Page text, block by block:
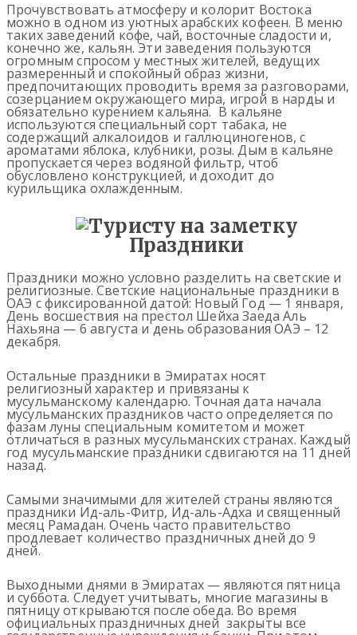
Прочувствовать атмосферу и колорит Востока
можно в одном из уютных арабских кофеен. В меню
таких заведений кофе, чай, восточные сладости и,
конечно же, кальян. Эти заведения пользуются
огромным спросом у местных жителей, ведущих
размеренный и спокойный образ жизни,
предпочитающих проводить время за разговорами,
созерцанием окружающего мира, игрой в нарды и
обязательно курением кальяна. В кальяне
используются специальный сорт табака, не
содержащий алкалоидов и галлюциногенов, с
ароматами яблока, клубники, розы. Дым в кальяне
пропускается через водяной фильтр, чтоб
обусловлено конструкцией, и доходит до
курильщика охлажденным.
Праздники
Праздники можно условно разделить на светские и
религиозные. Светские национальные праздники в
ОАЭ с фиксированной датой: Новый Год — 1 января,
День восшествия на престол Шейха Заеда Аль
Нахьяна — 6 августа и день образования ОАЭ – 12
декабря.
Остальные праздники в Эмиратах носят
религиозный характер и привязаны к
мусульманскому календарю. Точная дата начала
мусульманских праздников часто определяется по
фазам луны специальным комитетом и может
отличаться в разных мусульманских странах. Каждый
год мусульманские праздники сдвигаются на 11 дней
назад.
Самыми значимыми для жителей страны являются
праздники Ид-аль-Фитр, Ид-аль-Адха и священный
месяц Рамадан. Очень часто правительство
продлевает количество праздничных дней до 9
дней.
Выходными днями в Эмиратах — являются пятница
и суббота. Следует учитывать, многие магазины в
пятницу открываются после обеда. Во время
официальных праздничных дней закрыты все